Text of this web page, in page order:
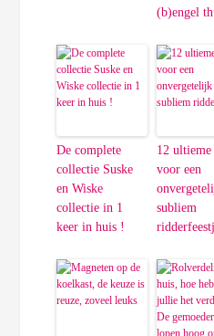
(b)engel
De complete
collectie Suske
en Wiske
collectie in 1
keer in huis !
12 ultieme
voor een
subliem